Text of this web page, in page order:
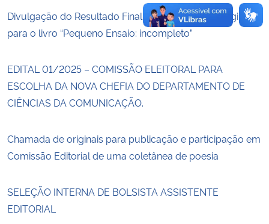
Divulgação do Resultado Final da Chamada de Originais
para o livro “Pequeno Ensaio: incompleto”
EDITAL 01/2025 – COMISSÃO ELEITORAL PARA
ESCOLHA DA NOVA CHEFIA DO DEPARTAMENTO DE
CIÊNCIAS DA COMUNICAÇÃO.
Chamada de originais para publicação e participação em
Comissão Editorial de uma coletânea de poesia
SELEÇÃO INTERNA DE BOLSISTA ASSISTENTE
EDITORIAL